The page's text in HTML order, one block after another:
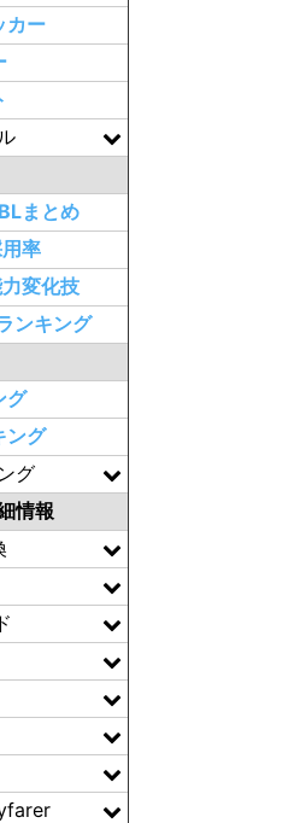
カー
まとめ
率
変化技
ンキング
グ
ング
グ
情報